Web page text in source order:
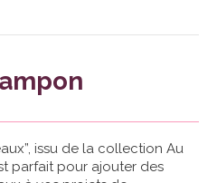
issu de la collection Au
parfait pour ajouter des